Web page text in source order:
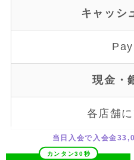
キャッシ
現金・
各店舗
当日入会で入会金